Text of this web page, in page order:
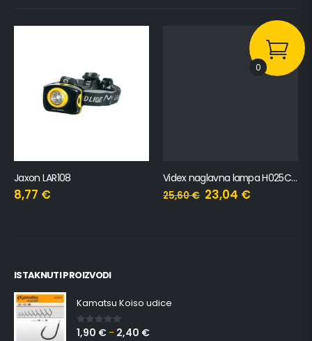
Jaxon LAR108
8,77 €
Videx naglavna lampa H025C – 310Lm
25,60€ 23,04 €
ISTAKNUTI PROIZVODI
Kamatsu Koiso udice
0 out of 5
1,90 € – 2,40 €
0